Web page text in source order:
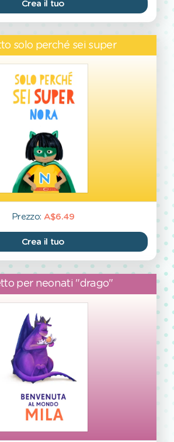
Crea il tuo
solo perché sei super
Prezzo: A$6.49
Crea il tuo
per neonati "drago"